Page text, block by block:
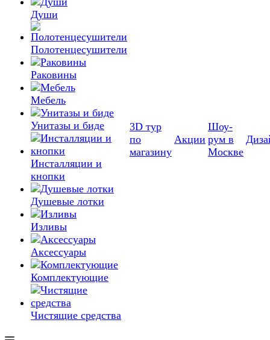
Души
Полотенцесушители
Раковины
Мебель
Унитазы и биде
Инсталляции и
кнопки
Душевые лотки
Изливы
Аксессуары
Комплектующие
Чистящие средства
3D тур
по
магазину
Акции
Шоу-
рум в
Москве